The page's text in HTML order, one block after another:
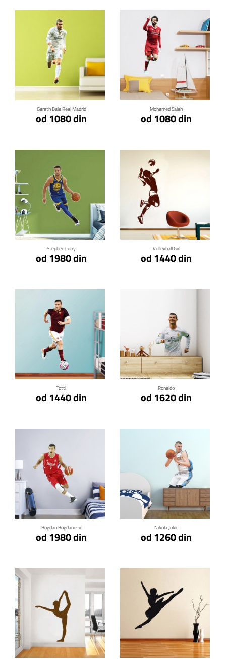
Gareth Bale Real Madrid
od 1080 din
Klikni za detalje
Mohamed Salah
od 1080 din
Klikni za detalje
Stephen Curry
od 1980 din
Klikni za detalje
Volleyball Girl
od 1440 din
Klikni za detalje
Totti
od 1440 din
Klikni za detalje
Ronaldo
od 1620 din
Klikni za detalje
Bogdan Bogdanović
od 1980 din
Klikni za detalje
Nikola Jokić
od 1260 din
Klikni za detalje
Klikni za detalje